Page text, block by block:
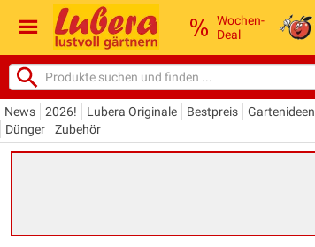
Wochen-
Deal
News 2026! Lubera Originale Bestpreis Gartenideen
Dünger
Zubehör